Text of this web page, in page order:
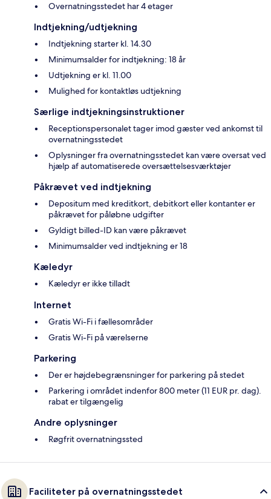
Overnatningsstedet har 4 etager
Indtjekning/udtjekning
Indtjekning starter kl. 14.30
Minimumsalder for indtjekning: 18 år
Udtjekning er kl. 11.00
Mulighed for kontaktløs udtjekning
Særlige indtjekningsinstruktioner
Receptionspersonalet tager imod gæster ved ankomst til
overnatningsstedet
Oplysninger fra overnatningsstedet kan være oversat ved
hjælp af automatiserede oversættelsesværktøjer
Påkrævet ved indtjekning
Depositum med kreditkort, debitkort eller kontanter er
påkrævet for påløbne udgifter
Gyldigt billed-ID kan være påkrævet
Minimumsalder ved indtjekning er 18
Kæledyr
Kæledyr er ikke tilladt
Internet
Gratis Wi-Fi i fællesområder
Gratis Wi-Fi på værelserne
Parkering
Der er højdebegrænsninger for parkering på stedet
Parkering i området indenfor 800 meter (11 EUR pr. dag).
rabat er tilgængelig
Andre oplysninger
Røgfrit overnatningssted
Faciliteter på overnatningsstedet